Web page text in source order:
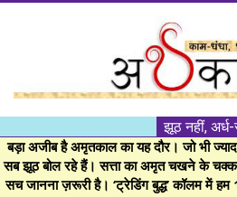
।।
अर्थकाम।।
झूठ नहीं,
बड़ा अजीब है अमृतकाल का यह दौर। जो भी
सब झूठ बोल रहे हैं। सत्ता का अमृत चखने के चक्कर
सच जानना ज़रूरी है। ‘ट्रेडिंग बुद्ध’ कॉलम में